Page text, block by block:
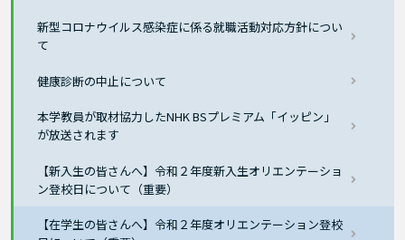
新型コロナウイルス感染症に係る就職活動対応方針につい
て
健康診断の中止について
本学教員が取材協力したNHK BSプレミアム「イッピン」
が放送されます
【新入生の皆さんへ】令和２年度新入生オリエンテーショ
ン登校日について（重要）
【在学生の皆さんへ】令和２年度オリエンテーション登校